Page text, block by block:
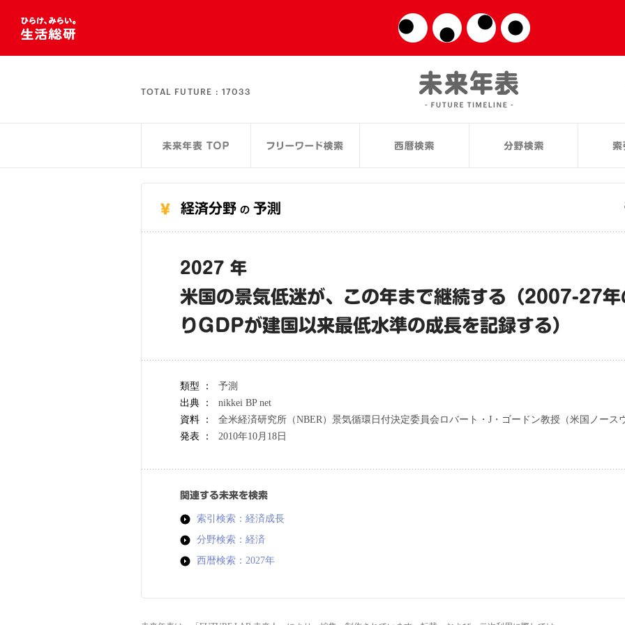
TOTAL FUTURE : 17033
経済分野 の 予測
2027 年
米国の景気低迷が、この年まで継続する（2007-27年
りGDPが建国以来最低水準の成長を記録する）
類型 ：
予測
出典 ：
nikkei BP net
資料 ：
全米経済研究所（NBER）景気循環日付決定委員会ロバート・J・ゴードン教授（米国ノース
発表 ：
2010年10月18日
関連する未来を検索
索引検索：経済成長
分野検索：経済
西暦検索：2027年